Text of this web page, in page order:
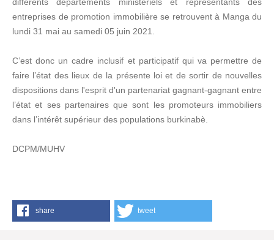
différents départements ministériels et représentants des
entreprises de promotion immobilière se retrouvent à Manga du
lundi 31 mai au samedi 05 juin 2021.
C’est donc un cadre inclusif et participatif qui va permettre de
faire l’état des lieux de la présente loi et de sortir de nouvelles
dispositions dans l'esprit d'un partenariat gagnant-gagnant entre
l’état et ses partenaires que sont les promoteurs immobiliers
dans l’intérêt supérieur des populations burkinabè.
DCPM/MUHV
share tweet